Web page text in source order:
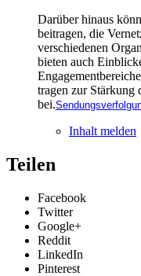
Darüber hinaus
beitragen, die
verschiedenen
bieten auch
tragen zur Stärkung
bei.
Inhalt melden
Teilen
Facebook
Twitter
Google+
Reddit
LinkedIn
Pinterest